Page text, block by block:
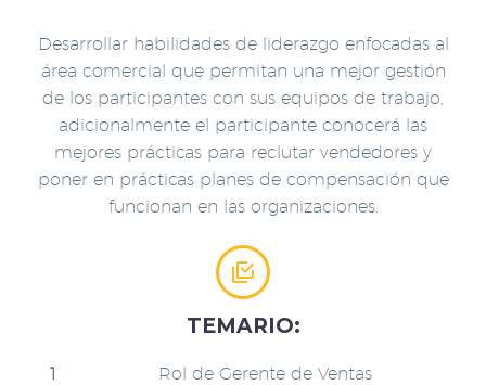
Desarrollar habilidades de liderazgo enfocadas al
área comercial que permitan una mejor gestión
de los participantes con sus equipos de trabajo,
adicionalmente el participante conocerá las
mejores prácticas para reclutar vendedores y
poner en prácticas planes de compensación que
funcionan en las organizaciones.


TEMARIO:
Rol de Gerente de Ventas